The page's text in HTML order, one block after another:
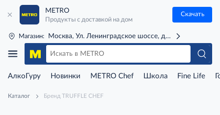
METRO
Продукты с доставкой на дом
Скачать
Магазин: Москва, Ул. Ленинградское шоссе, д. 71Г (м. Речной
АлкоГуру Новинки METRO Chef Школа Fine Life
Каталог Бренд TRUFFLE CHEF